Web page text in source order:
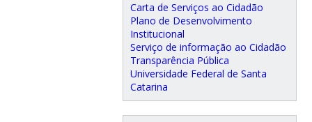
Carta de Serviços ao Cidadão
Plano de Desenvolvimento
Institucional
Serviço de informação ao Cidadão
Transparência Pública
Universidade Federal de Santa
Catarina